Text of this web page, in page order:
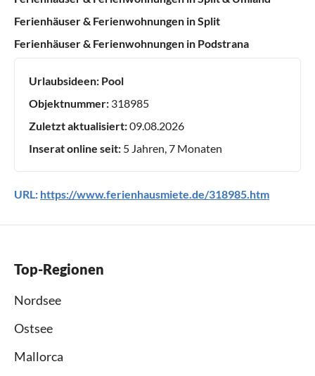
Ferienhäuser & Ferienwohnungen in Split
Ferienhäuser & Ferienwohnungen in Podstrana
Urlaubsideen: Pool
Objektnummer: 318985
Zuletzt aktualisiert:09.08.2026
Inserat online seit: 5 Jahren, 7 Monaten
URL: https://www.ferienhausmiete.de/318985.htm
Top-Regionen
Nordsee
Ostsee
Mallorca